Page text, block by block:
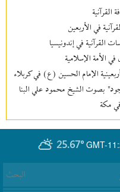
القرآنية
في الأربعين
القرآنية في إندونيسيا
الأمة الإسلامية
الإمام الحسين (ع) في كربلاء
بصوت الشيخ محمود علي البنا
GMT-
25.67°